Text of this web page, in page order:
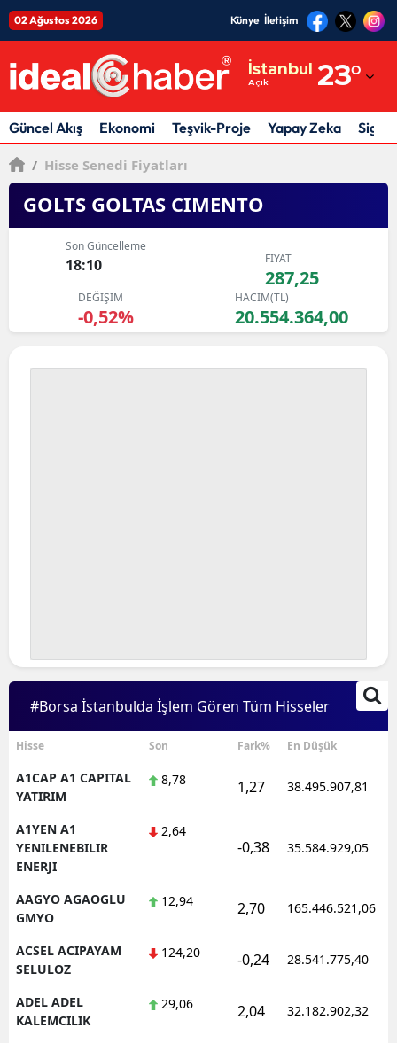
02 Ağustos 2026 Künye İletişim
İstanbul
Açık 23°
Adıyaman
Afyonkarahisar
Antalya
Artvin
Çankırı
Çorum
Denizli
Diyarbakır
Elazığ
Eskişehir
Güncel Akış Ekonomi Teşvik-Proje Yapay Zeka
/ Hisse Senedi Fiyatları
GOLTS GOLTAS CIMENTO
Son Güncelleme
18:10 FİYAT
287,25
DEĞİŞİM
-0,52%
HACİM(TL)
20.554.364,00
#Borsa İstanbulda İşlem Gören Tüm Hisseler
Hisse Son Fark% En Düşük
A1CAP A1 CAPITAL
YATIRIM
8,78 1,27 38.495.907,81
A1YEN A1
YENILENEBILIR
ENERJI
2,64
-0,38 35.584.929,05
AAGYO AGAOGLU
GMYO
12,94 2,70 165.446.521,06
ACSEL ACIPAYAM
SELULOZ
124,20 -0,24 28.541.775,40
ADEL ADEL
KALEMCILIK
29,06 2,04 32.182.902,32